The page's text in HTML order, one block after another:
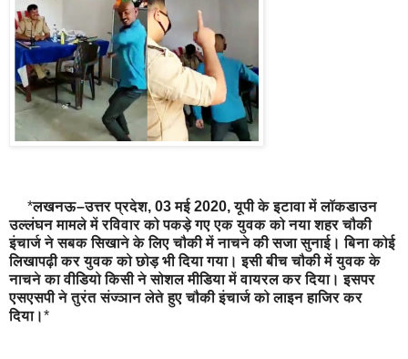
*लखनऊ–उत्तर प्रदेश, 03 मई 2020, यूपी के इटावा में लॉकडाउन
उल्लंघन मामले में रविवार को पकड़े गए एक युवक को नया शहर चौकी
इंचार्ज ने सबक सिखाने के लिए चौकी में नाचने की सजा सुनाई। बिना कोई
लिखापढ़ी कर युवक को छोड़ भी दिया गया। इसी बीच चौकी में युवक के
नाचने का वीडियो किसी ने सोशल मीडिया में वायरल कर दिया। इसपर
एसएसपी ने तुरंत संज्ञान लेते हुए चौकी इंचार्ज को लाइन हाजिर कर
दिया।*